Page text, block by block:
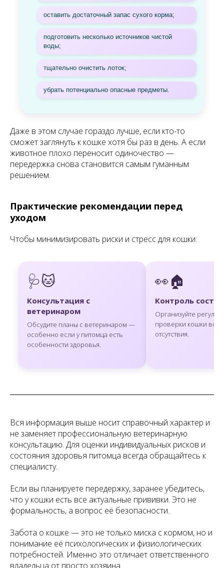
оставить достаточный запас сухого корма;
подготовить несколько источников чистой
воды;
тщательно очистить лоток;
убрать потенциально опасные предметы.
Даже в этом случае гораздо лучше, если кто-то
сможет заглянуть к кошке хотя бы раз в день. А если
животное плохо переносит одиночество —
передержка снова становится самым гуманным
решением.
Практические рекомендации перед
уходом
Чтобы минимизировать риски и стресс для кошки:
🩺🐱
Консультация с
ветеринаром
Обсудите планы с ветеринаром —
особенно если у питомца есть
особенности здоровья.
👀🏠
Контроль
Организуйте
проверки кошки во
отсутствия.
Вся информация выше носит справочный характер и
не заменяет профессиональную ветеринарную
консультацию. Для оценки индивидуальных рисков и
состояния здоровья питомца всегда обращайтесь к
специалисту.
Если вы планируете передержку, заранее убедитесь,
что у кошки есть все актуальные прививки. Это не
формальность, а вопрос её безопасности.
Забота о кошке — это не только миска с кормом, но и
понимание её психологических и физиологических
потребностей. Именно это отличает ответственного
владельца от просто хозяина.